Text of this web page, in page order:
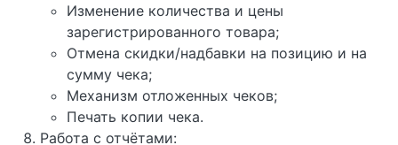
Изменение количества и цены
зарегистрированного товара;
Отмена скидки/надбавки на позицию и на
сумму чека;
Механизм отложенных чеков;
Печать копии чека.
Работа с отчётами: